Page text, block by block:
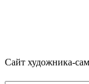
Сайт художника-